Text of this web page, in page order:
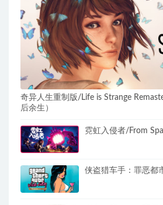
奇异人生重制版/Life is Strange
后余生）
霓虹入侵者/From
侠盗猎车手：罪恶都